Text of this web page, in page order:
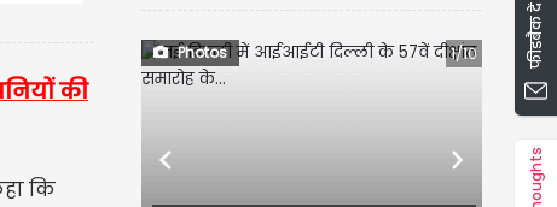
की
कि
Photos 1/10
Previous Next
फीडबैक दें
Thoughts